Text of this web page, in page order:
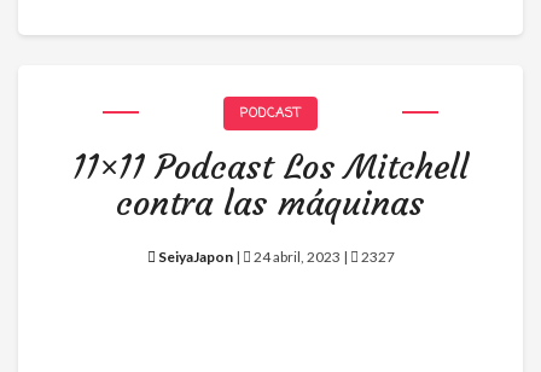
PODCAST
11×11 Podcast Los Mitchell
contra las máquinas
SeiyaJapon| 24 abril, 2023 | 2327